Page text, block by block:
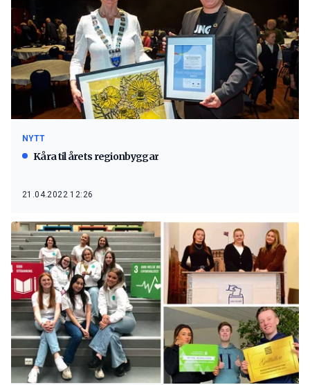
NYTT
Kåra til årets regionbyggar
21.04.2022 12:26